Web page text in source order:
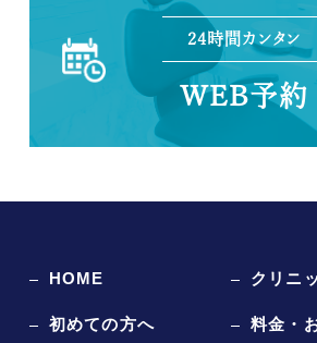
24時間カンタン
WEB予約
HOME
初めての方へ
クリニ
料金・